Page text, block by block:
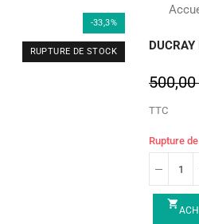
-33,3%
RUPTURE DE STOCK
TTC
Rupture
shopping_cart